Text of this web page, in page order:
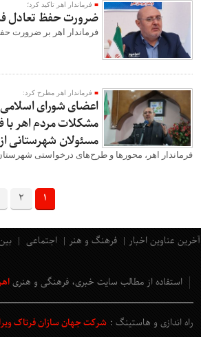
فرماندار اهر تاکید کرد؛
ضرورت حفظ تعادل
فرماندار اهر بر ضرورت
فرماندار اهر مطرح کرد:
اعضای شورای
مشکلات مردم اهر
مسئولان
فرماندار اهر، محورها و طرح‌های درخواستی
1
2
آخرین عناوین اخبار فرهنگ و هنر اجتماعی
استفاده از مطالب سایت خبری، فرهنگی و هنری
راه اندازی و هاستینگ : شرکت جهان سازان فرتاک